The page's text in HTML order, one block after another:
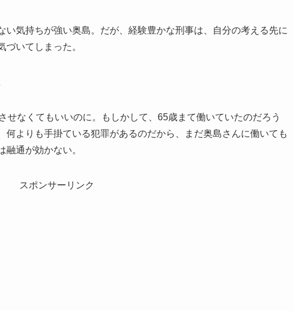
い気持ちが強い奥島。だが、経験豊かな刑事は、自分の考える先に
いてしまった。
せなくてもいいのに。もしかして、65歳まて働いていたのだろう
よりも手掛ている犯罪があるのだから、まだ奥島さんに働いても
通が効かない。
スポンサーリンク